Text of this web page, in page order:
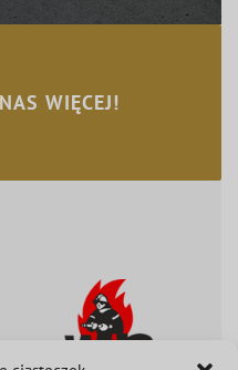
WIĘCEJ!